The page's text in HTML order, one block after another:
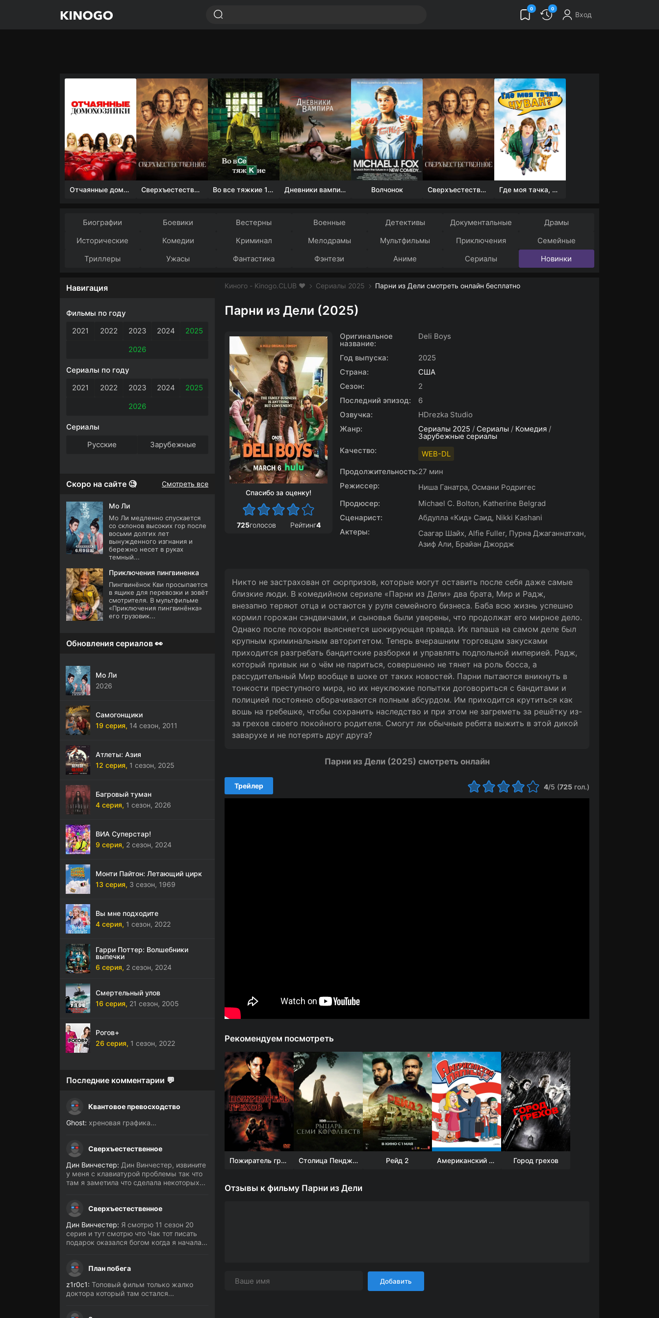
0 0
Вход
Отчаянные домохозяйки (1 сезон) Сверхъестественное Во все тяжкие 1-5 сезон Дневники вампира (4 сезон) Волчонок Сверхъестественное Где моя тачка, чувак?
Биографии Боевики Вестерны Военные Детективы Документальные
Драмы
Исторические
Комедии Криминал Мелодрамы Мультфильмы Приключения
Семейные
Триллеры
Ужасы Фантастика Фэнтези Аниме Сериалы Новинки
Киного - Kinogo.CLUB ❤️ Сериалы 2025 Парни из Дели смотреть онлайн бесплатно
Парни из Дели (2025)
Спасибо за оценку!
725голосов Рейтинг4
Оригинальное
название:
Deli Boys
Год выпуска:
2025
Страна:
США
Сезон:
2
Последний эпизод:
6
Озвучка:
HDrezka Studio
Жанр:
Сериалы 2025 / Сериалы / Комедия /
Зарубежные сериалы
Качество:
WEB-DL
Продолжительность:27 мин
Режиссер:
Ниша Ганатра, Османи Родригес
Продюсер:
Michael C. Bolton, Katherine Belgrad
Сценарист:
Абдулла «Кид» Саид, Nikki Kashani
Актеры:
Саагар Шайх, Alfie Fuller, Пурна Джаганнатхан,
Азиф Али, Брайан Джордж
Никто не застрахован от сюрпризов, которые могут оставить после себя даже самые
близкие люди. В комедийном сериале «Парни из Дели» два брата, Мир и Радж,
внезапно теряют отца и остаются у руля семейного бизнеса. Баба всю жизнь успешно
кормил горожан сэндвичами, и сыновья были уверены, что продолжат его мирное дело.
Однако после похорон выясняется шокирующая правда. Их папаша на самом деле был
крупным криминальным авторитетом. Теперь вчерашним торговцам закусками
приходится разгребать бандитские разборки и управлять подпольной империей. Радж,
который привык ни о чём не париться, совершенно не тянет на роль босса, а
рассудительный Мир вообще в шоке от таких новостей. Парни пытаются вникнуть в
тонкости преступного мира, но их неуклюжие попытки договориться с бандитами и
полицией постоянно оборачиваются полным абсурдом. Им приходится крутиться как
вошь на гребешке, чтобы сохранить наследство и при этом не загреметь за решётку из-
за грехов своего покойного родителя. Смогут ли обычные ребята выжить в этой дикой
заварухе и не потерять друг друга?
Парни из Дели (2025) смотреть онлайн
4/5 (725 гол.)
Трейлер
Рекомендуем посмотреть
Пожиратель грехов Столица Пенджаба Рейд 2 Американский папаша (7 сезон) Город грехов
Отзывы к фильму Парни из Дели
Добавить
Навигация
Фильмы по году
2021
2022 2023 2024
2025
2026
Сериалы по году
2021
2022 2023 2024
2025
2026
Сериалы
Русские
Зарубежные
Скоро на сайте 🧐 Смотреть все
Мо Ли
Мо Ли медленно спускается
со склонов высоких гор после
восьми долгих лет
вынужденного изгнания и
бережно несет в руках
темный...
Приключения пингвиненка
Пингвинёнок Кви просыпается
в ящике для перевозки и зовёт
смотрителя. В мультфильме
«Приключения пингвинёнка»
его грузовик...
Обновления сериалов 👀
Мо Ли
2026
Самогонщики
19 серия, 14 сезон, 2011
Атлеты: Азия
12 серия, 1 сезон, 2025
Багровый туман
4 серия, 1 сезон, 2026
ВИА Суперстар!
9 серия, 2 сезон, 2024
Монти Пайтон: Летающий цирк
13 серия, 3 сезон, 1969
Вы мне подходите
4 серия, 1 сезон, 2022
Гарри Поттер: Волшебники
выпечки
6 серия, 2 сезон, 2024
Смертельный улов
16 серия, 21 сезон, 2005
Рогов+
26 серия, 1 сезон, 2022
Последние комментарии 💬
Квантовое превосходство
Ghost: хреновая графика...
Сверхъестественное
Дин Винчестер: Дин Винчестер, извините
у меня с клавиатурой проблемы так что
там я заметила что сделала некоторых...
Сверхъестественное
Дин Винчестер: Я смотрю 11 сезон 20
серия и тут смотрю что Чак тот писать
подарок оказался богом когда я начала...
План побега
z1r0c1: Топовый фильм только жалко
доктора который там остался...